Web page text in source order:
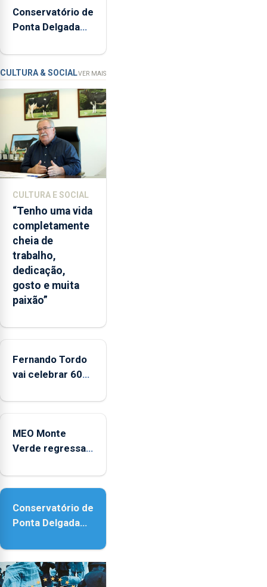
inspeções
relacionadas
a
apanha
ilegal
lapas
2022
e
2026.
ilha
das
Flores
apresenta
um
“decréscimo
significativo”
da
entre
e
2025
Conservatório de
Ponta Delgada
novos
instrumentos
CULTURA & SOCIALVER MAIS
CULTURA E SOCIAL
“Tenho uma vida
completamente
cheia de
trabalho,
dedicação,
gosto e muita
paixão”
Fernando Tordo
vai celebrar 60
no Coliseu
MEO Monte
Verde regressa
acessibilidade
Conservatório de
Ponta Delgada
novos
instrumentos